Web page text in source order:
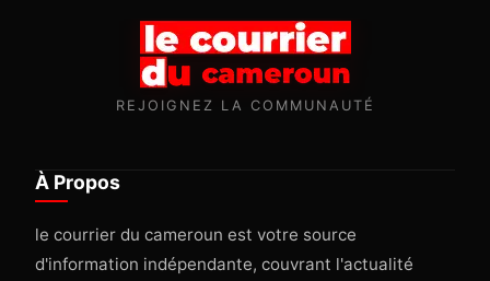
REJOIGNEZ LA COMMUNAUTÉ
À Propos
le courrier du cameroun est votre source
d'information indépendante, couvrant l'actualité